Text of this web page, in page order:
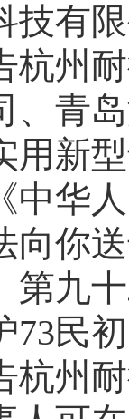
技有
州
、青
用新
中华
向你
第九
73民
杭州